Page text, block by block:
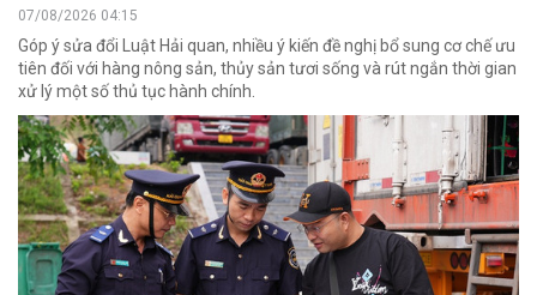
07/08/2026 04:15
Góp ý sửa đổi Luật Hải quan, nhiều ý kiến đề nghị bổ sung cơ chế ưu
tiên đối với hàng nông sản, thủy sản tươi sống và rút ngắn thời gian
xử lý một số thủ tục hành chính.